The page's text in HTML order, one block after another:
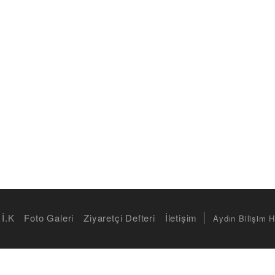
İ.K Foto Galeri Ziyaretçi Defteri İletişim Aydın Bilişim